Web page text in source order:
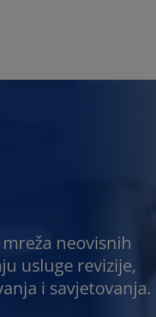
neovisnih
usluge revizije,
i savjetovanja.